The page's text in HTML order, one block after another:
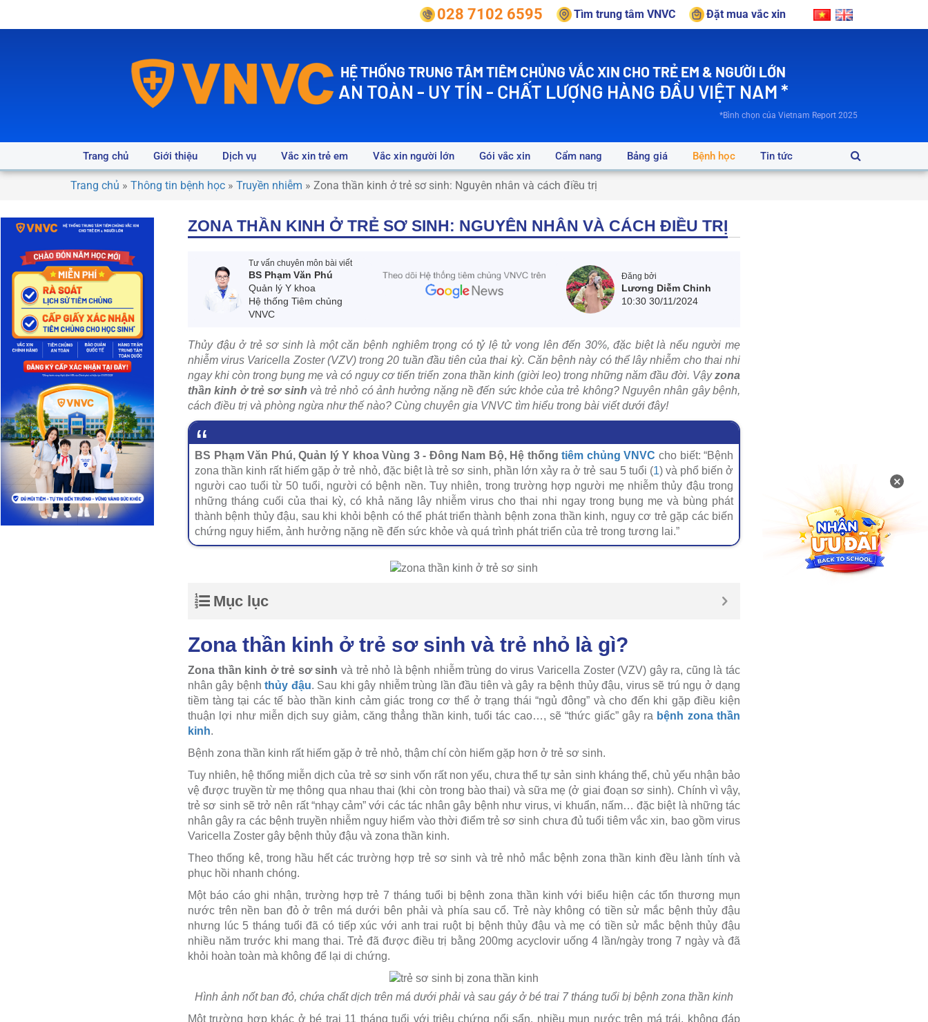
028 7102 6595 Tìm trung tâm VNVC Đặt mua vắc xin
HỆ THỐNG TRUNG TÂM TIÊM CHỦNG VẮC XIN CHO TRẺ EM & NGƯỜI LỚN
AN TOÀN - UY TÍN - CHẤT LƯỢNG HÀNG ĐẦU VIỆT NAM *
*Bình chọn của Vietnam Report 2025
Trang chủ Giới thiệu Dịch vụ Vắc xin trẻ em Vắc xin người lớn Gói vắc xin Cẩm nang Bảng giá Bệnh học Tin tức
Trang chủ » Thông tin bệnh học » Truyền nhiễm » Zona thần kinh ở trẻ sơ sinh: Nguyên nhân và cách điều trị
ZONA THẦN KINH Ở TRẺ SƠ SINH: NGUYÊN NHÂN VÀ CÁCH ĐIỀU TRỊ
Tư vấn chuyên môn bài viết
BS Phạm Văn Phú
Quản lý Y khoa
Hệ thống Tiêm chủng
VNVC
Đăng bởi
Lương Diễm Chinh
10:30 30/11/2024
Thủy đậu ở trẻ sơ sinh là một căn bệnh nghiêm trọng có tỷ lệ tử vong lên đến 30%, đặc biệt là nếu người mẹ
nhiễm virus Varicella Zoster (VZV) trong 20 tuần đầu tiên của thai kỳ. Căn bệnh này có thể lây nhiễm cho thai nhi
ngay khi còn trong bụng mẹ và có nguy cơ tiến triển zona thần kinh (giời leo) trong những năm đầu đời. Vậyzona
thần kinh ở trẻ sơ sinh và trẻ nhỏ có ảnh hưởng nặng nề đến sức khỏe của trẻ không? Nguyên nhân gây bệnh,
cách điều trị và phòng ngừa như thế nào? Cùng chuyên gia VNVC tìm hiểu trong bài viết dưới đây!
BS Phạm Văn Phú, Quản lý Y khoa Vùng 3 - Đông Nam Bộ, Hệ thốngtiêm chủng VNVC cho biết: “Bệnh
zona thần kinh rất hiếm gặp ở trẻ nhỏ, đặc biệt là trẻ sơ sinh, phần lớn xảy ra ở trẻ sau 5 tuổi (1) và phổ biến ở
người cao tuổi từ 50 tuổi, người có bệnh nền. Tuy nhiên, trong trường hợp người mẹ nhiễm thủy đậu trong
những tháng cuối của thai kỳ, có khả năng lây nhiễm virus cho thai nhi ngay trong bụng mẹ và bùng phát
thành bệnh thủy đậu, sau khi khỏi bệnh có thể phát triển thành bệnh zona thần kinh, nguy cơ trẻ gặp các biến
chứng nguy hiểm, ảnh hưởng nặng nề đến sức khỏe và quá trình phát triển của trẻ trong tương lai.”
Mục lục
Zona thần kinh ở trẻ sơ sinh và trẻ nhỏ là gì?
Zona thần kinh ở trẻ sơ sinh và trẻ nhỏ là bệnh nhiễm trùng do virus Varicella Zoster (VZV) gây ra, cũng là tác
nhân gây bệnhthủy đậu. Sau khi gây nhiễm trùng lần đầu tiên và gây ra bệnh thủy đậu, virus sẽ trú ngụ ở dạng
tiềm tàng tại các tế bào thần kinh cảm giác trong cơ thể ở trạng thái “ngủ đông” và cho đến khi gặp điều kiện
thuận lợi như miễn dịch suy giảm, căng thẳng thần kinh, tuổi tác cao…, sẽ “thức giấc” gây ra bệnh zona thần
kinh.
Bệnh zona thần kinh rất hiếm gặp ở trẻ nhỏ, thậm chí còn hiếm gặp hơn ở trẻ sơ sinh.
Tuy nhiên, hệ thống miễn dịch của trẻ sơ sinh vốn rất non yếu, chưa thể tự sản sinh kháng thể, chủ yếu nhận bảo
vệ được truyền từ mẹ thông qua nhau thai (khi còn trong bào thai) và sữa mẹ (ở giai đoạn sơ sinh). Chính vì vậy,
trẻ sơ sinh sẽ trở nên rất “nhạy cảm” với các tác nhân gây bệnh như virus, vi khuẩn, nấm… đặc biệt là những tác
nhân gây ra các bệnh truyền nhiễm nguy hiểm vào thời điểm trẻ sơ sinh chưa đủ tuổi tiêm vắc xin, bao gồm virus
Varicella Zoster gây bệnh thủy đậu và zona thần kinh.
Theo thống kê, trong hầu hết các trường hợp trẻ sơ sinh và trẻ nhỏ mắc bệnh zona thần kinh đều lành tính và
phục hồi nhanh chóng.
Một báo cáo ghi nhận, trường hợp trẻ 7 tháng tuổi bị bệnh zona thần kinh với biểu hiện các tổn thương mụn
nước trên nền ban đỏ ở trên má dưới bên phải và phía sau cổ. Trẻ này không có tiền sử mắc bệnh thủy đậu
nhưng lúc 5 tháng tuổi đã có tiếp xúc với anh trai ruột bị bệnh thủy đậu và mẹ có tiền sử mắc bệnh thủy đậu
nhiều năm trước khi mang thai. Trẻ đã được điều trị bằng 200mg acyclovir uống 4 lần/ngày trong 7 ngày và đã
khỏi hoàn toàn mà không để lại di chứng.
Hình ảnh nốt ban đỏ, chứa chất dịch trên má dưới phải và sau gáy ở bé trai 7 tháng tuổi bị bệnh zona thần kinh
Một trường hợp khác ở bé trai 11 tháng tuổi với triệu chứng nổi sẩn, nhiều mụn nước trên má trái, không đáp
×